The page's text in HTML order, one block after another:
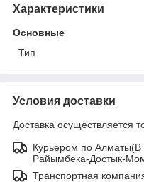
Характеристики
Основные
Тип
Условия доставки
Доставка осуществляется
Курьером по
Райымбека-Достык-
Транспортная